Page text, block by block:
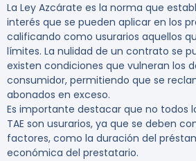
La Ley Azcárate es la norma que
interés que se pueden aplicar en los
calificando como usurarios aquellos
límites. La nulidad de un contrato se
existen condiciones que vulneran los
consumidor, permitiendo que se
abonados en exceso.
Es importante destacar que no todos
TAE son usurarios, ya que se deben
factores, como la duración del
económica del prestatario.